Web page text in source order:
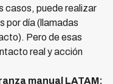
casos, puede realizar
por día (llamadas
Pero de esas
real y acción
manual LATAM: